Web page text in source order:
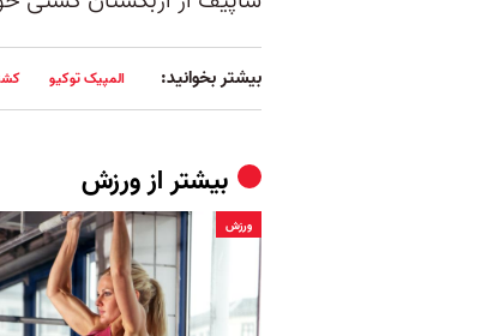
بیشتر بخوانید: المپیک توکیو
بیشتر ازورزش
ورزش